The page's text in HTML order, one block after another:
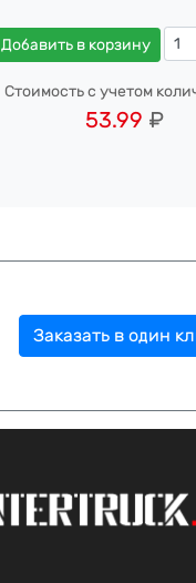
Добавить в корзину
Стоимость с учетом
53.99 ₽
Заказать в один